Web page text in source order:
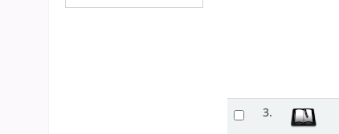
3.